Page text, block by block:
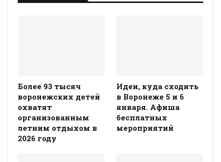
Более 93 тысяч
воронежских детей
охватят
организованным
летним отдыхом в
2026 году
Идеи, куда сходить
в Воронеже 5 и 6
января. Афиша
бесплатных
мероприятий